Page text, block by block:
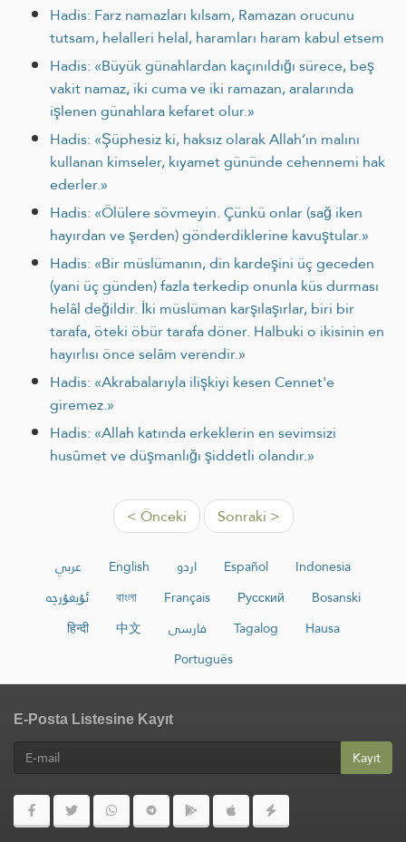
Hadis: Farz namazları kılsam, Ramazan orucunu
tutsam, helalleri helal, haramları haram kabul etsem
Hadis: «Büyük günahlardan kaçınıldığı sürece, beş
vakit namaz, iki cuma ve iki ramazan, aralarında
işlenen günahlara kefaret olur.»
Hadis: «Şüphesiz ki, haksız olarak Allah’ın malını
kullanan kimseler, kıyamet gününde cehennemi hak
ederler.»
Hadis: «Ölülere sövmeyin. Çünkü onlar (sağ iken
hayırdan ve şerden) gönderdiklerine kavuştular.»
Hadis: «Bir müslümanın, din kardeşini üç geceden
(yani üç günden) fazla terkedip onunla küs durması
helâl değildir. İki müslüman karşılaşırlar, biri bir
tarafa, öteki öbür tarafa döner. Halbuki o ikisinin en
hayırlısı önce selâm verendir.»
Hadis: «Akrabalarıyla ilişkiyi kesen Cennet'e
giremez.»
Hadis: «Allah katında erkeklerin en sevimsizi
husûmet ve düşmanlığı şiddetli olandır.»
< Önceki Sonraki >
عربي English اردو Español
Indonesia
ئۇيغۇرچە
বাংলা Français Русский
Bosanski
हिन्दी
中文 فارسی Tagalog
Hausa
Português
E-Posta Listesine Kayıt
Kayıt